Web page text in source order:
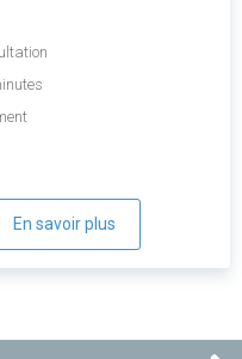
En savoir plus